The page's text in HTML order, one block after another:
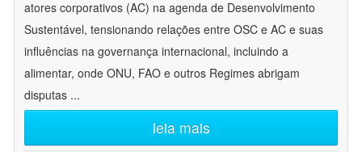
atores corporativos (AC) na agenda de Desenvolvimento
Sustentável, tensionando relações entre OSC e AC e suas
influências na governança internacional, incluindo a
alimentar, onde ONU, FAO e outros Regimes abrigam
disputas ...
leia mais